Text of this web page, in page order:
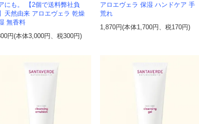
にも。 【2個で送料弊社負
天然由来 アロエヴェラ 乾燥
無香料
円(本体3,000円、税300円)
アロエヴェラ 保湿 ハンドケア 手
荒れ
1,870円(本体1,700円、税170円)